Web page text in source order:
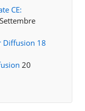
CE:
Diffusion 18
20